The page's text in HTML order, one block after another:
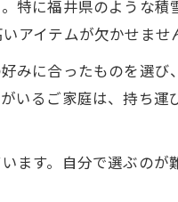
特に福井県のような積
アイテムが欠かせませ
みに合ったものを選び
いるご家庭は、持ち運
す。自分で選ぶのが